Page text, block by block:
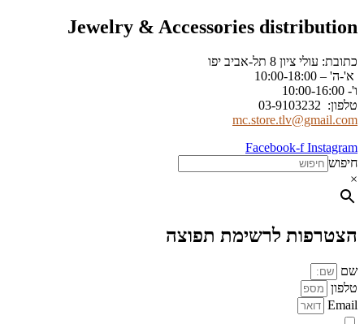
Jewelry & Accessories distribution
כתובת: עולי ציון 8 תל-אביב יפו
א'-ה' – 10:00-18:00
ו'- 10:00-16:00
טלפון: 03-9103232
mc.store.tlv@gmail.com
Facebook-f Instagram
חיפוש
×
הצטרפות לרשימת תפוצה
שם
טלפון
Email